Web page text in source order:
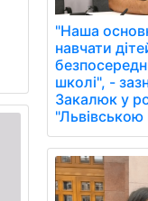
"Наша
навчати
школі", -
Закалюк у